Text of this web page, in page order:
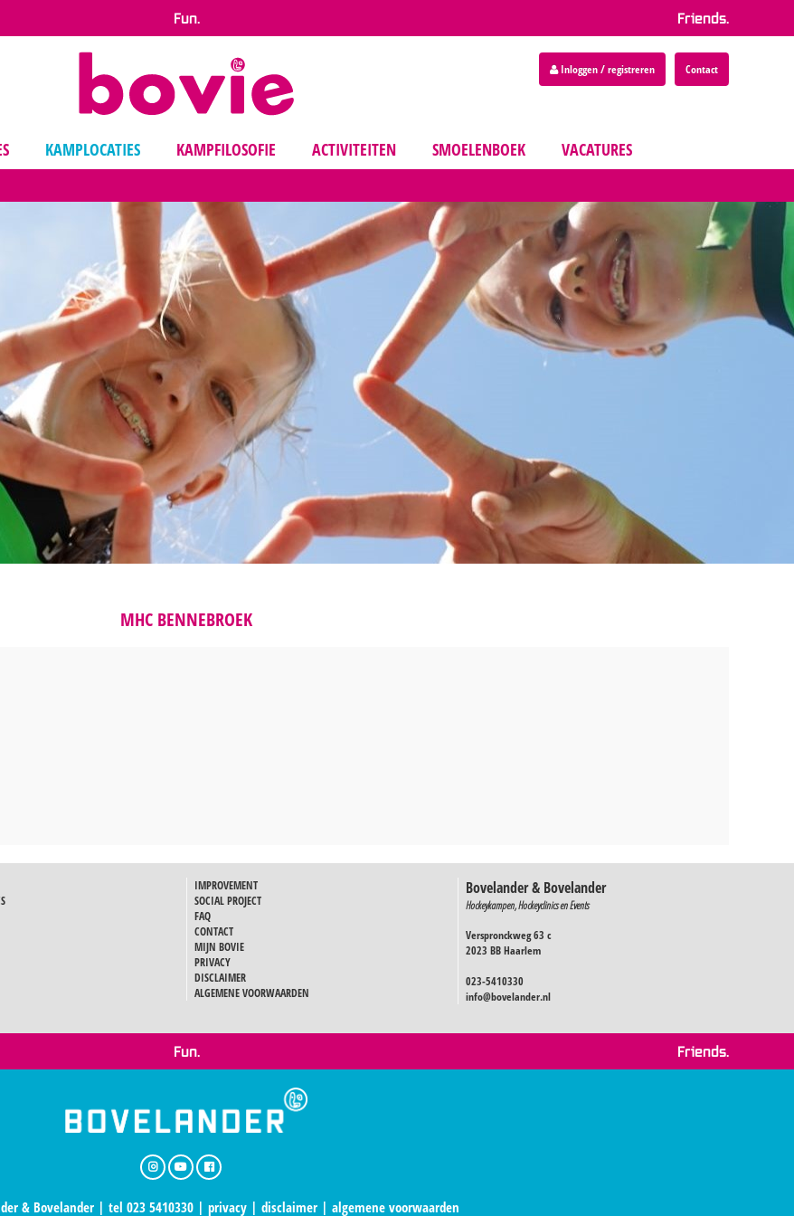
Fun. Friends.
Inloggen / registreren Contact
KAMPLOCATIES KAMPFILOSOFIE ACTIVITEITEN SMOELENBOEK VACATURES
MHC BENNEBROEK
IMPROVEMENT
SOCIAL PROJECT
FAQ
CONTACT
MIJN BOVIE
PRIVACY
DISCLAIMER
ALGEMENE VOORWAARDEN
Bovelander & Bovelander
Hockeykampen, Hockeyclinics en Events
Verspronckweg 63 c
2023 BB Haarlem
023-5410330
info@bovelander.nl
Fun. Friends.
& Bovelander | tel 023 5410330 | privacy| disclaimer| algemene voorwaarden